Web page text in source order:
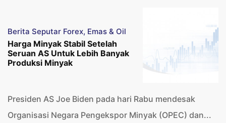
Berita Seputar Forex, Emas & Oil
Harga Minyak Stabil Setelah
Seruan AS Untuk Lebih Banyak
Produksi Minyak
Presiden AS Joe Biden pada hari Rabu mendesak
Organisasi Negara Pengekspor Minyak (OPEC) dan...